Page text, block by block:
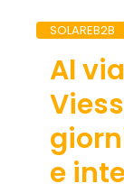
SOLAREB2B
Al
e